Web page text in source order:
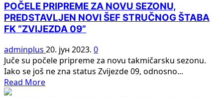
МОЖЕ
ЂОКОВИЋ
МОГУ
КОНОПАШИ
POČELE PRIPREME ZA NOVU SEZONU,
PREDSTAVLJEN NOVI ŠEF STRUČNOG ŠTABA
FK “ZVIJEZDA 09”
adminplus 20. јун 2023. 0
Juče su počele pripreme za novu takmičarsku sezonu.
Iako se još ne zna status Zvijezde 09, odnosno...
Read MoreRead